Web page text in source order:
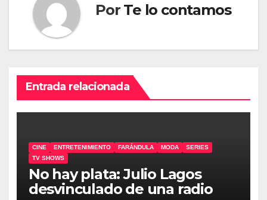
Por Te lo contamos
Entrada relacionada
CINE ENTRETENIMIENTO FARÁNDULA MODA
SERIES
TV SHOWS
No hay plata: Julio Lagos
desvinculado de una radio